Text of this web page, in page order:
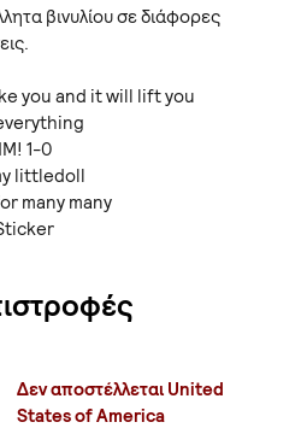
βινυλίου σε διάφορες
you and it will lift you
1-0
littledoll
many many
Δεν αποστέλλεται United
States of America